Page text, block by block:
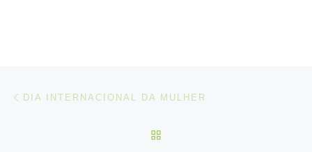
Post navigation
DIA INTERNACIONAL DA MULHER